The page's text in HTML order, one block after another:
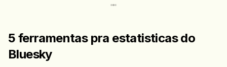
5 ferramentas pra estatisticas do
Bluesky